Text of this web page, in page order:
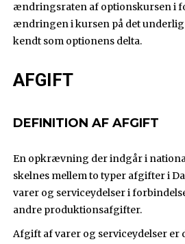
ændringsraten af optionskursen i
ændringen i kursen på det
kendt som optionens delta.
AFGIFT
DEFINITION AF AFGIFT
En opkrævning der indgår i
skelnes mellem to typer afgifter i
varer og serviceydelser i
andre produktionsafgifter.
Afgift af varer og serviceydelser er